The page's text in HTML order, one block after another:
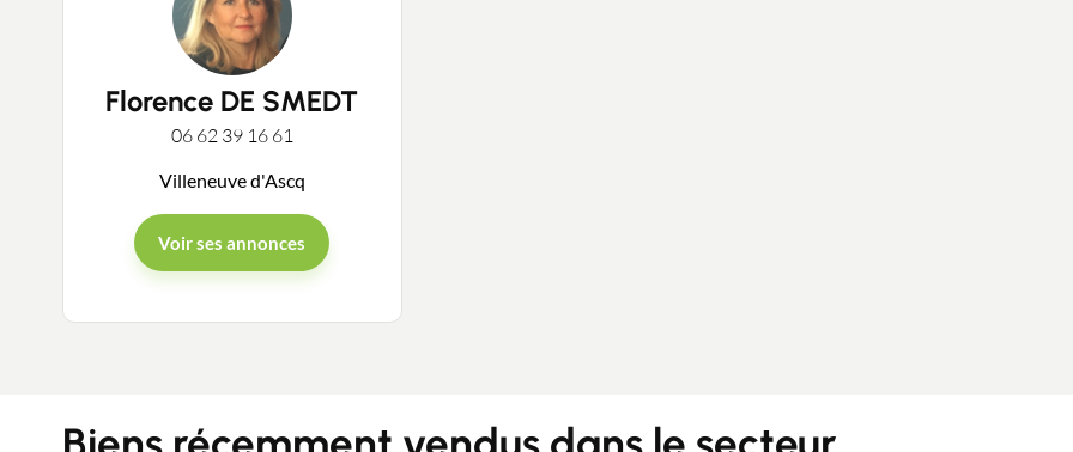
Florence DE SMEDT
06 62 39 16 61
Villeneuve d'Ascq
Voir ses annonces